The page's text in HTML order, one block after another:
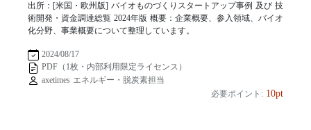
出所：[米国・欧州版] バイオものづくりスタートアップ事例 及び 技
術開発・資金調達総覧 2024年版 概要：企業概要、参入領域、バイオ
化分野、事業概要について整理しています。
2024/08/17
PDF（1枚・内部利用限定ライセンス）
axetimes エネルギー・脱炭素担当
必要ポイント: 10pt